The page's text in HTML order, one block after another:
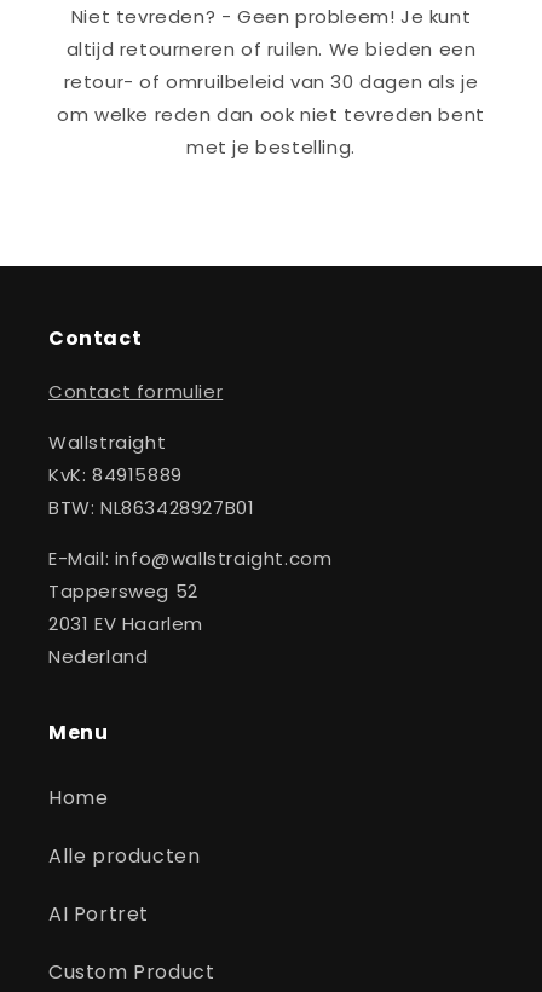
Niet tevreden? - Geen probleem! Je kunt
altijd retourneren of ruilen. We bieden een
retour- of omruilbeleid van 30 dagen als je
om welke reden dan ook niet tevreden bent
met je bestelling.
Contact
Contact formulier
Wallstraight
KvK: 84915889
BTW: NL863428927B01
E-Mail: info@wallstraight.com
Tappersweg 52
2031 EV Haarlem
Nederland
Menu
Home
Alle producten
AI Portret
Custom Product